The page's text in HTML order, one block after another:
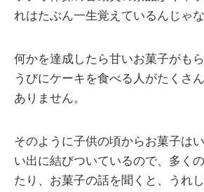
れはたぶん一生覚えているんじゃ
何かを達成したら甘いお菓子がも
うびにケーキを食べる人がたくさ
ありません。
そのように子供の頃からお菓子は
い出に結びついているので、多く
たり、お菓子の話を聞くと、うれ